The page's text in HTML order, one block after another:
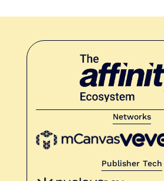
Networks
Publisher Tech